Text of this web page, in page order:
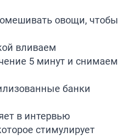
овощи, чтобы
вливаем
5 минут и снимаем
банки
в интервью
стимулирует